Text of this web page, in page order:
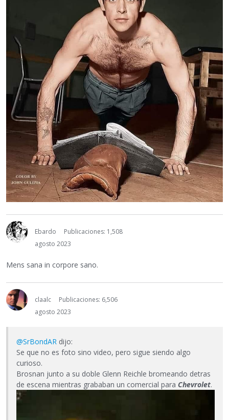
Ebardo
Publicaciones: 1,508
agosto 2023
Mens sana in corpore sano.
claalc
Publicaciones: 6,506
agosto 2023
@SrBondAR dijo:
Se que no es foto sino video, pero sigue siendo algo
curioso.
Brosnan junto a su doble Glenn Reichle bromeando detras
de escena mientras grababan un comercial para Chevrolet.